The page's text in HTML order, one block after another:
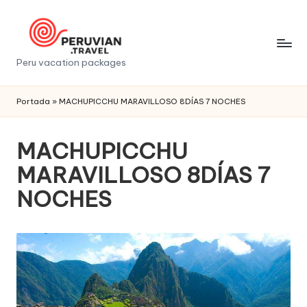
contenido
P
e
r
u
v
i
a
n
t
r
Peru vacation packages
Portada » MACHUPICCHU MARAVILLOSO 8DÍAS 7 NOCHES
MACHUPICCHU
MARAVILLOSO 8DÍAS 7
NOCHES